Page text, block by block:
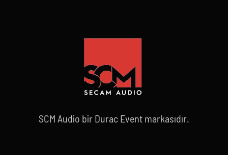
SCM Audio bir Durac Event markasıdır.